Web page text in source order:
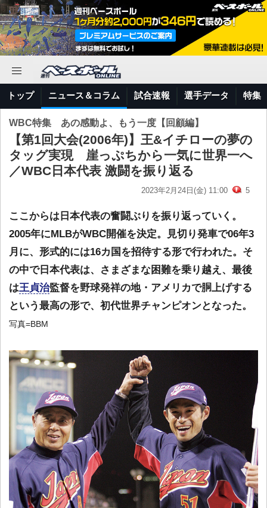
トップ ニュース＆コラム 試合速報 選手データ 特集
WBC特集 あの感動よ、もう一度【回顧編】
【第1回大会(2006年)】王&イチローの夢の
タッグ実現 崖っぷちから一気に世界一へ
／WBC日本代表 激闘を振り返る
2023年2月24日(金) 11:00 5
ここからは日本代表の奮闘ぶりを振り返っていく。
2005年にMLBがWBC開催を決定。見切り発車で06年3
月に、形式的には16カ国を招待する形で行われた。そ
の中で日本代表は、さまざまな困難を乗り越え、最後
は王貞治監督を野球発祥の地・アメリカで胴上げする
という最高の形で、初代世界チャンピオンとなった。
写真=BBM